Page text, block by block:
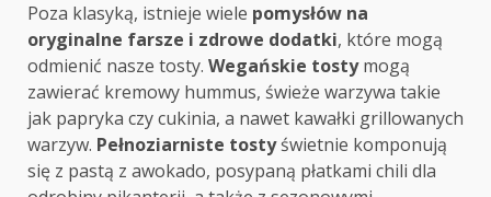
Poza klasyką, istnieje wiele pomysłów na
oryginalne farsze i zdrowe dodatki, które mogą
odmienić nasze tosty. Wegańskie tostymogą
zawierać kremowy hummus, świeże warzywa takie
jak papryka czy cukinia, a nawet kawałki grillowanych
warzyw. Pełnoziarniste tostyświetnie komponują
się z pastą z awokado, posypaną płatkami chili dla